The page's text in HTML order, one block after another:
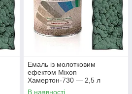
Емаль із молотковим
ефектом Mixon
Хамертон-730 — 2,5 л
В наявності